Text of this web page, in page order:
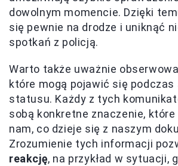
dowolnym momencie. Dzięki
się pewnie na drodze i uniknąć
spotkań z policją.
Warto także uważnie
które mogą pojawić się podczas
statusu. Każdy z tych
sobą konkretne znaczenie,
nam, co dzieje się z naszym
Zrozumienie tych informacji
reakcję, na przykład w sytuacji,